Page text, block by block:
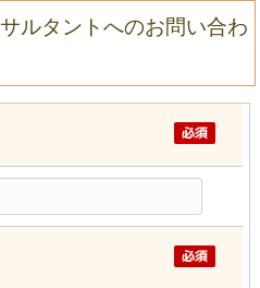
ルタントへのお問い合わ